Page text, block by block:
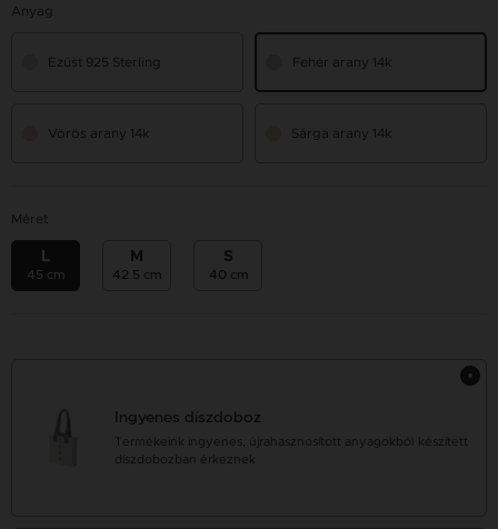
Anyag
Ezüst 925 Sterling Fehér arany 14k
Vörös arany 14k Sárga arany 14k
Méret
L
45 cm
M
42.5 cm
S
40 cm
Ingyenes díszdoboz
Termékeink ingyenes, újrahasznosított anyagokból készített
díszdobozban érkeznek